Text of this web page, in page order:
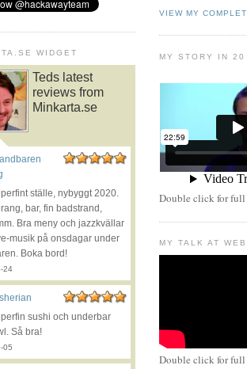
VIEW MY
MY STORY IN 20
Double click for full
MY TALK AT
Double click for full
WIDGET
Teds latest
reviews from
Minkarta.se
ställe, nybyggt 2020.
bar, fin badstrand,
Bra meny och jazzkvällar
musik på onsdagar under
Boka bord!
24
sushi och underbar
Så bra!
05